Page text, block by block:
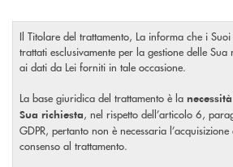
Il Titolare del trattamento, La informa che i
trattati esclusivamente per la gestione delle Sua
ai dati da Lei forniti in tale occasione.
La base giuridica del trattamento è la
Sua richiesta, nel rispetto dell’articolo 6,
GDPR, pertanto non è necessaria
consenso al trattamento.